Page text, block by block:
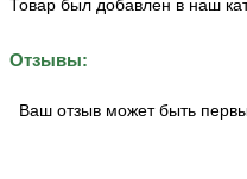
Товар был добавлен в наш
Отзывы:
Ваш отзыв может быть